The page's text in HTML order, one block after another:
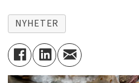
NYHETER